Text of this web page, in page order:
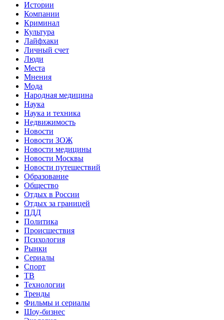
Истории
Компании
Криминал
Культура
Лайфхаки
Личный счет
Люди
Места
Мнения
Мода
Народная медицина
Наука
Наука и техника
Недвижимость
Новости
Новости ЗОЖ
Новости медицины
Новости Москвы
Новости путешествий
Образование
Общество
Отдых в России
Отдых за границей
ПДД
Политика
Происшествия
Психология
Рынки
Сериалы
Спорт
ТВ
Технологии
Тренды
Фильмы и сериалы
Шоу-бизнес